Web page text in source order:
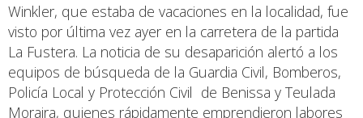
Winkler, que estaba de vacaciones en la localidad, fue
visto por última vez ayer en la carretera de la partida
La Fustera. La noticia de su desaparición alertó a los
equipos de búsqueda de la Guardia Civil, Bomberos,
Policía Local y Protección Civil de Benissa y Teulada
Moraira, quienes rápidamente emprendieron labores